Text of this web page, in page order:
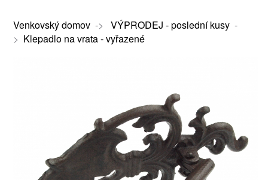
Venkovský domov-> VÝPRODEJ - poslední kusy-
> Klepadlo na vrata - vyřazené